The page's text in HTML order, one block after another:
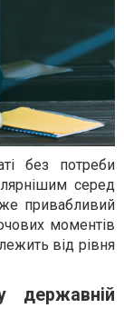
без потреби
серед
привабливий
моментів
від рівня
державній